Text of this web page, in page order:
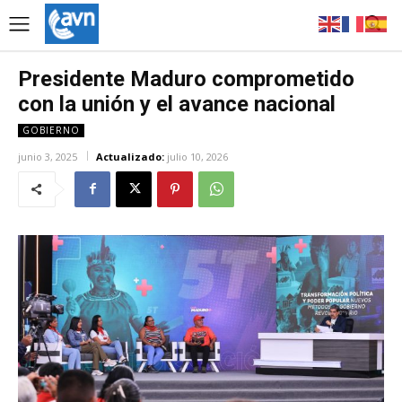
Presidente Maduro comprometido
con la unión y el avance nacional
GOBIERNO
junio 3, 2025 Actualizado: julio 10, 2026